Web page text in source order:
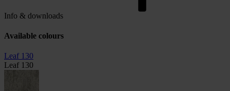
Info & downloads
Available colours
Leaf 130
Leaf 130